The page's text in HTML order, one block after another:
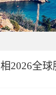
2026全球